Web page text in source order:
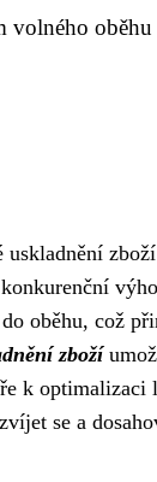
volného oběhu
uskladnění
oběhu, což
zboží
k
se a